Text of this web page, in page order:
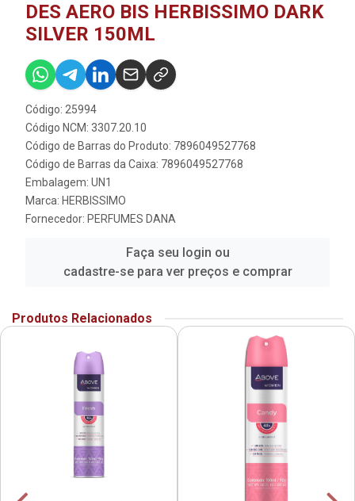
DES AERO BIS HERBISSIMO DARK
SILVER 150ML
Código: 25994
Código NCM: 3307.20.10
Código de Barras do Produto: 7896049527768
Código de Barras da Caixa: 7896049527768
Embalagem: UN1
Marca: HERBISSIMO
Fornecedor: PERFUMES DANA
Faça seu login ou
cadastre-se para ver preços e comprar
Produtos Relacionados